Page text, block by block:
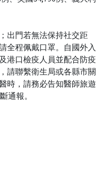
出門若無法保持社交距
全程佩戴口罩。自國外入
港口檢疫人員並配合防疫
請聯繫衛生局或各縣市關
時，請務必告知醫師旅遊
通報。